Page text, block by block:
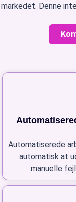
markedet. Denne
Automatiserede
automatisk at
manuelle